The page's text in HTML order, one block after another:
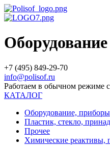
+7 (495) 849-29-70
info@polisof.ru
Работаем в обычном режиме
КАТАЛОГ
Оборудование, приборы
Пластик, стекло,
Прочее
Химические реактивы,